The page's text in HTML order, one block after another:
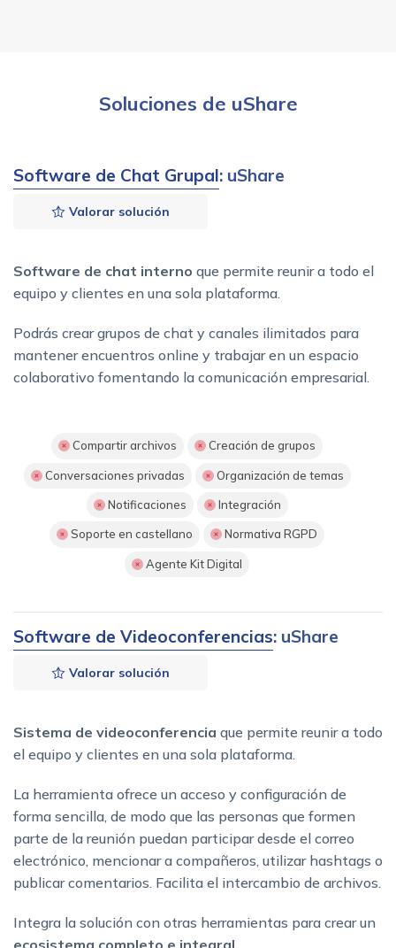
Soluciones de uShare
Software de Chat Grupal: uShare
Valorar solución
Software de chat interno que permite reunir a todo el
equipo y clientes en una sola plataforma.
Podrás crear grupos de chat y canales ilimitados para
mantener encuentros online y trabajar en un espacio
colaborativo fomentando la comunicación empresarial.
Compartir archivos Creación de grupos
Conversaciones privadas Organización de temas
Notificaciones Integración
Soporte en castellano Normativa RGPD
Agente Kit Digital
Software de Videoconferencias: uShare
Valorar solución
Sistema de videoconferencia que permite reunir a todo
el equipo y clientes en una sola plataforma.
La herramienta ofrece un acceso y configuración de
forma sencilla, de modo que las personas que formen
parte de la reunión puedan participar desde el correo
electrónico, mencionar a compañeros, utilizar hashtags o
publicar comentarios. Facilita el intercambio de archivos.
Integra la solución con otras herramientas para crear un